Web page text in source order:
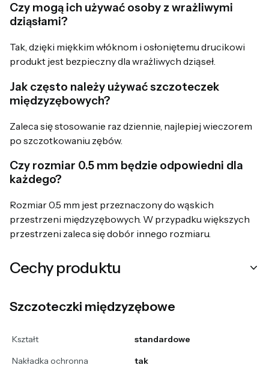
Czy mogą ich używać osoby z wrażliwymi
dziąsłami?
Tak, dzięki miękkim włóknom i osłoniętemu drucikowi
produkt jest bezpieczny dla wrażliwych dziąseł.
Jak często należy używać szczoteczek
międzyzębowych?
Zaleca się stosowanie raz dziennie, najlepiej wieczorem
po szczotkowaniu zębów.
Czy rozmiar 0.5 mm będzie odpowiedni dla
każdego?
Rozmiar 0.5 mm jest przeznaczony do wąskich
przestrzeni międzyzębowych. W przypadku większych
przestrzeni zaleca się dobór innego rozmiaru.
Cechy produktu
Szczoteczki międzyzębowe
Kształt
standardowe
Nakładka ochronna
tak